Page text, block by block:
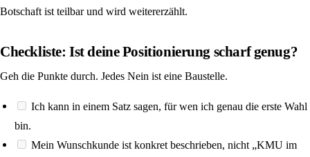
Botschaft ist teilbar und wird weitererzählt.
Checkliste: Ist deine Positionierung scharf genug?
Geh die Punkte durch. Jedes Nein ist eine Baustelle.
Ich kann in einem Satz sagen, für wen ich genau die erste Wahl
bin.
Mein Wunschkunde ist konkret beschrieben, nicht „KMU im